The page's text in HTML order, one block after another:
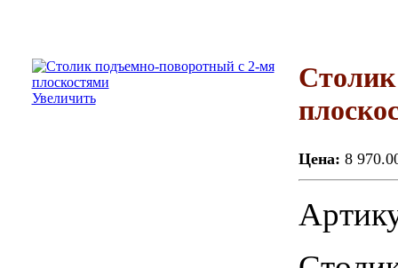
Увеличить
Цена: 8